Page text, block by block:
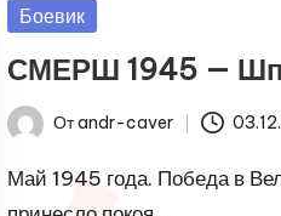
Опубликовано
Боевик
СМЕРШ 1945 —
Запись
от
Отandr-caver
Май 1945 года. Победа в